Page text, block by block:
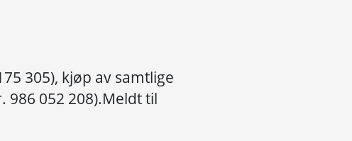
305), kjøp av samtlige
986 052 208).Meldt til